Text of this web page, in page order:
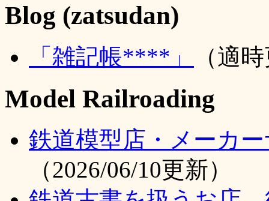
Blog (zatsudan)
「雑記帳****」 （適
Model Railroading
鉄道模型店・メーカ
（2026/06/10更新）